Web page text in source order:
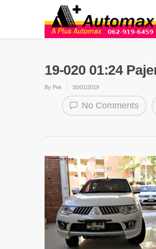
19-020 01:24
By Pek 30/01/2019
No Comments